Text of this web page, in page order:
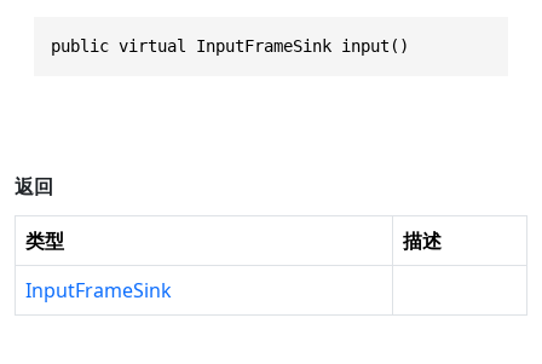
public virtual InputFrameSink input()
返回
类型
描述
InputFrameSink